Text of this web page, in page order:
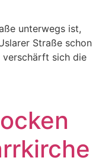
unterwegs ist,
Straße schon
verschärft sich die